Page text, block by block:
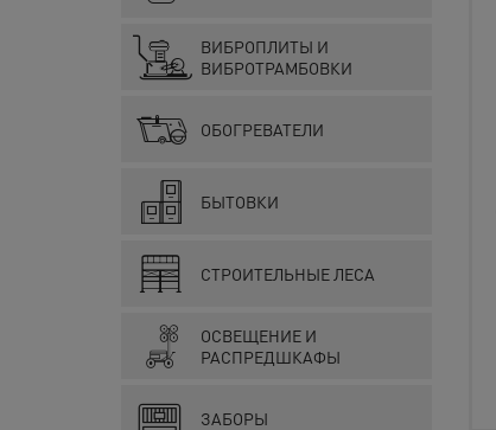
ВИБРОПЛИТЫ И
ВИБРОТРАМБОВКИ
ОБОГРЕВАТЕЛИ
БЫТОВКИ
СТРОИТЕЛЬНЫЕ ЛЕСА
ОСВЕЩЕНИЕ И
РАСПРЕДШКАФЫ
ЗАБОРЫ